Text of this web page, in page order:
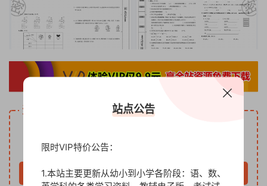
资源下载
立即购买
站点公告
限时VIP特价公告：
1.本站主要更新从幼小到小学各阶段：语、数、